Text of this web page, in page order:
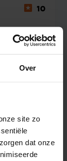
Over
site zo
dat onze
10
2 augustus 2026